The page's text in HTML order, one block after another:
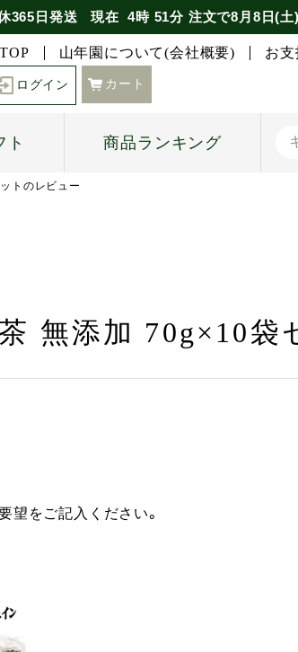
365日発送 現在 4時 51分注文で8月8日(土
TOP 山年園について(会社概要) お
ログイン カート
ト 商品ランキング
トのレビュー
無添加 70g×10袋
望をご記入ください。